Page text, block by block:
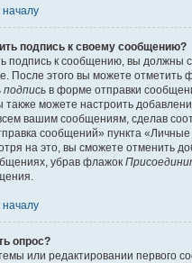
началу
подпись к своему сообщению?
подпись к сообщению, вы должны
После этого вы можете отметить
в форме отправки
также можете настроить
вашим сообщениям, сделав
сообщений» пункта «Личные
на это, вы сможете отменить
убрав флажок
началу
опрос?
или редактировании первого